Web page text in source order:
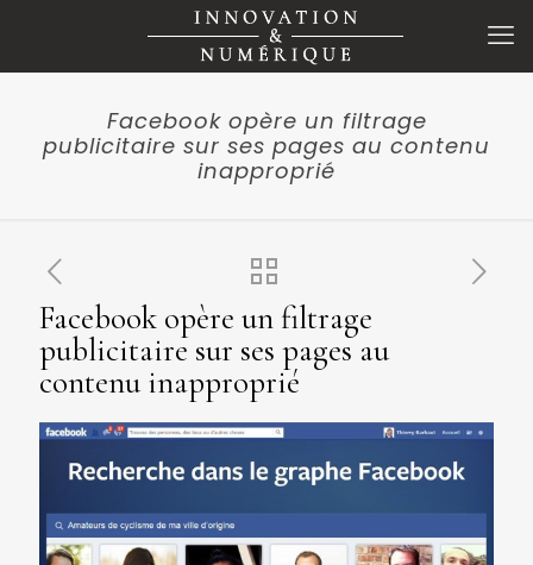
Facebook opère un filtrage
publicitaire sur ses pages au contenu
inapproprié
Facebook opère un filtrage
publicitaire sur ses pages au
contenu inapproprié